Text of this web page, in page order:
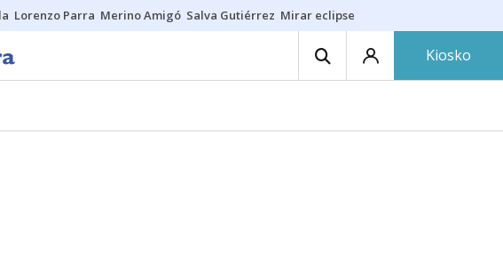
Lorenzo Parra Merino Amigó Salva Gutiérrez Mirar eclipse
Kiosko